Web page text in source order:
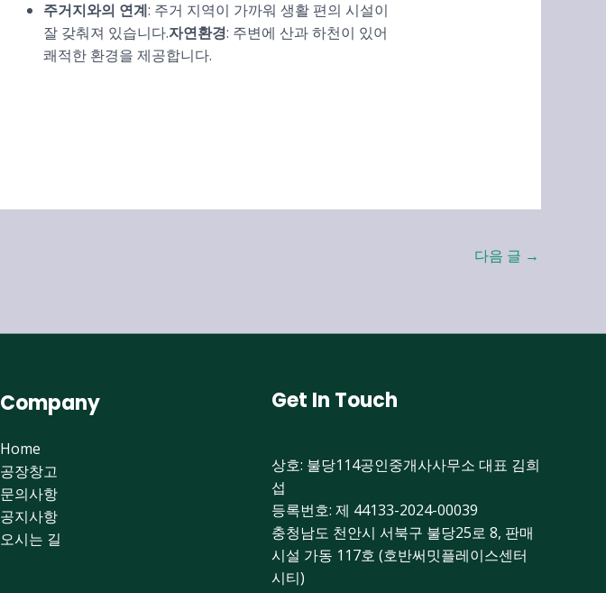
주거지와의 연계: 주거 지역이 가까워 생활 편의 시설이
잘 갖춰져 있습니다.자연환경: 주변에 산과 하천이 있어
쾌적한 환경을 제공합니다.
다음 글 →
Company
Home
공장창고
문의사항
공지사항
오시는 길
Get In Touch
상호: 불당114공인중개사사무소 대표 김희
섭
등록번호: 제 44133-2024-00039
충청남도 천안시 서북구 불당25로 8, 판매
시설 가동 117호 (호반써밋플레이스센터
시티)